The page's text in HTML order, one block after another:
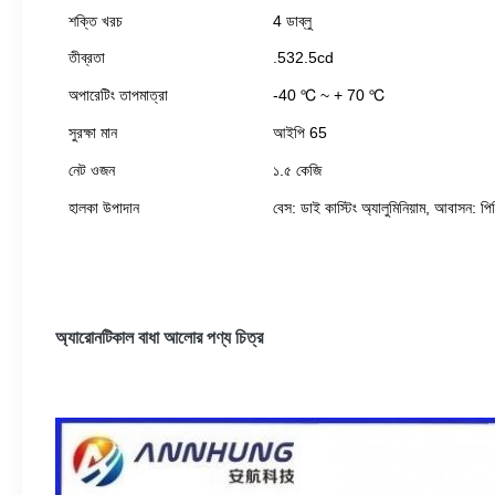
শক্তি খরচ 4 ডাব্লু
তীব্রতা .532.5cd
অপারেটিং তাপমাত্রা -40 ℃ ~ + 70 ℃
সুরক্ষা মান আইপি 65
নেট ওজন ১.৫ কেজি
হালকা উপাদান বেস: ডাই কাস্টিং অ্যালুমিনিয়াম, আবাসন:
অ্যারোনটিকাল বাধা আলোর পণ্য চিত্র